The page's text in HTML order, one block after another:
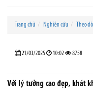
Trang chủ Nghiên cứu Theo
21/03/2025 10:02 8758
Với lý tưởng cao đẹp, khát